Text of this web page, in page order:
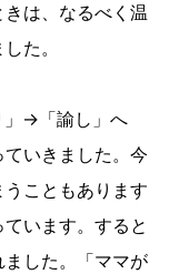
は、なるべく温
た。
」→「諭し」へ
いきました。今
こともあります
います。すると
した。「ママが